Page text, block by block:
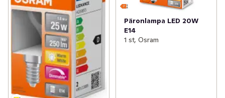
Päronlampa LED 20W
E14
1 st, Osram